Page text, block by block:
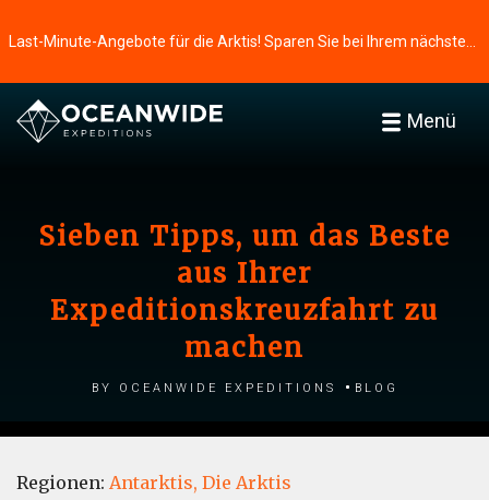
Menü
Sieben Tipps, um das Beste
aus Ihrer
Expeditionskreuzfahrt zu
machen
by Oceanwide Expeditions Blog
Regionen: Antarktis, Die Arktis